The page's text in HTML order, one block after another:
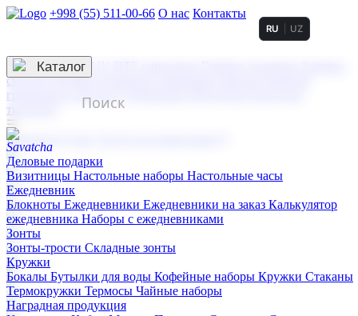
+998 (55) 511-00-66 О нас Контакты
3D гравировка
смолой (Doming)
гравировка твердая
тиснение
RU UZ
☰
Контакты
Каталог
Деловые подарки
Визитницы Настольные наборы Настольные часы
Ежедневник
Блокноты Ежедневники Ежедневники на заказ Калькулятор
ежедневника Наборы с ежедневниками
Зонты
Зонты-трости Складные зонты
Кружки
Бокалы Бутылки для воды Кофейные наборы Кружки Стаканы
Термокружки Термосы Чайные наборы
Наградная продукция